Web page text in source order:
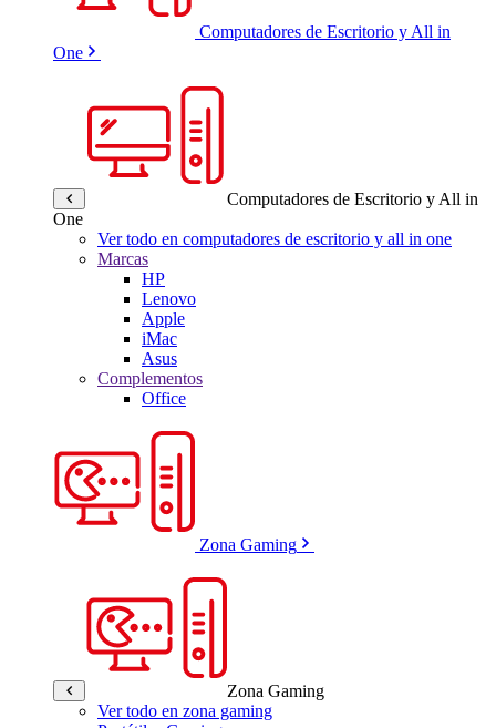
Computadores de Escritorio y All in
One
Computadores de Escritorio y All in
One
Ver todo en computadores de escritorio y all in one
Marcas
HP
Lenovo
Apple
iMac
Asus
Complementos
Office
Zona Gaming
Zona Gaming
Ver todo en zona gaming